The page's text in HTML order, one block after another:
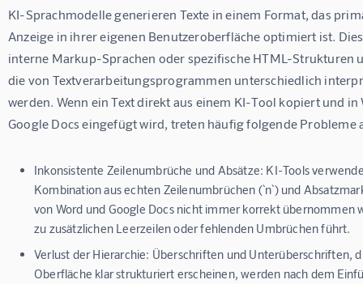
KI-Sprachmodelle generieren Texte in einem Format, das
Anzeige in ihrer eigenen Benutzeroberfläche optimiert ist.
interne Markup-Sprachen oder spezifische HTML-Strukturen
die von Textverarbeitungsprogrammen unterschiedlich
werden. Wenn ein Text direkt aus einem KI-Tool kopiert und
Google Docs eingefügt wird, treten häufig folgende Probleme
Inkonsistente Zeilenumbrüche und Absätze: KI-Tools
Kombination aus echten Zeilenumbrüchen (`n`) und
von Word und Google Docs nicht immer korrekt übernommen
zu zusätzlichen Leerzeilen oder fehlenden Umbrüchen führt.
Verlust der Hierarchie: Überschriften und Unterüberschriften,
Oberfläche klar strukturiert erscheinen, werden nach dem